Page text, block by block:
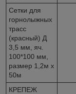
Сетки для
горнолыжных
трасс
(красный) Д
3,5 мм, яч.
100*100 мм,
размер 1,2м х
50м
КРЕПЕЖ